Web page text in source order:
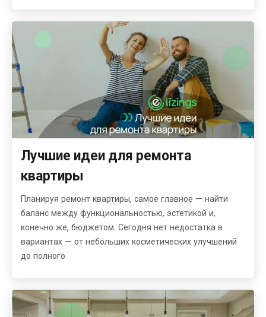
Лучшие идеи для ремонта
квартиры
Планируя ремонт квартиры, самое главное — найти
баланс между функциональностью, эстетикой и,
конечно же, бюджетом. Сегодня нет недостатка в
вариантах — от небольших косметических улучшений
до полного